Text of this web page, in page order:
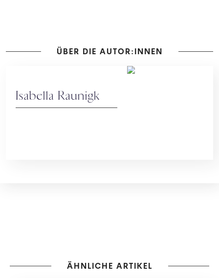
ÜBER DIE AUTOR:INNEN
Isabella Raunigk
ÄHNLICHE ARTIKEL